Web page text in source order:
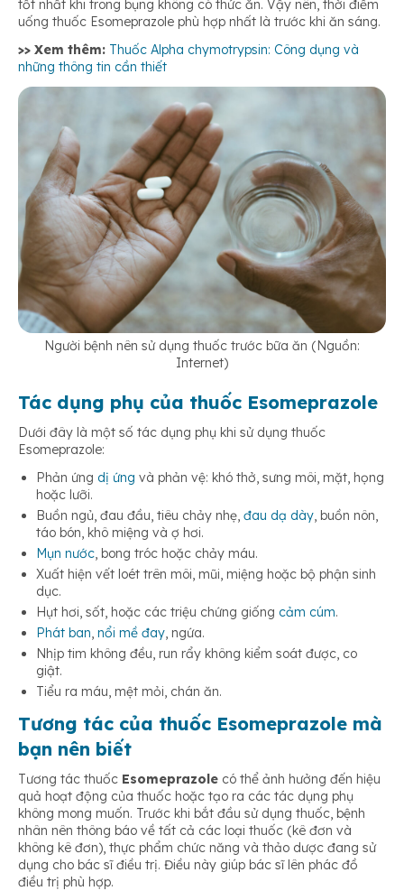
tốt nhất khi trong bụng không có thức ăn. Vậy nên, thời điểm
uống thuốc Esomeprazole phù hợp nhất là trước khi ăn sáng.
>> Xem thêm: Thuốc Alpha chymotrypsin: Công dụng và
những thông tin cần thiết
Người bệnh nên sử dụng thuốc trước bữa ăn (Nguồn:
Internet)
Tác dụng phụ của thuốc Esomeprazole
Dưới đây là một số tác dụng phụ khi sử dụng thuốc
Esomeprazole:
Phản ứng dị ứng và phản vệ: khó thở, sưng môi, mặt, họng
hoặc lưỡi.
Buồn ngủ, đau đầu, tiêu chảy nhẹ, đau dạ dày , buồn nôn,
táo bón, khô miệng và ợ hơi.
Mụn nước , bong tróc hoặc chảy máu.
Xuất hiện vết loét trên môi, mũi, miệng hoặc bộ phận sinh
dục.
Hụt hơi, sốt, hoặc các triệu chứng giống cảm cúm.
Phát ban nổi mề đay , ngứa.
Nhịp tim không đều, run rẩy không kiểm soát được, co
giật.
Tiểu ra máu, mệt mỏi, chán ăn.
Tương tác của thuốc Esomeprazole mà
bạn nên biết
Tương tác thuốc Esomeprazole có thể ảnh hưởng đến hiệu
quả hoạt động của thuốc hoặc tạo ra các tác dụng phụ
không mong muốn. Trước khi bắt đầu sử dụng thuốc, bệnh
nhân nên thông báo về tất cả các loại thuốc (kê đơn và
không kê đơn), thực phẩm chức năng và thảo dược đang sử
dụng cho bác sĩ điều trị. Điều này giúp bác sĩ lên phác đồ
điều trị phù hợp.